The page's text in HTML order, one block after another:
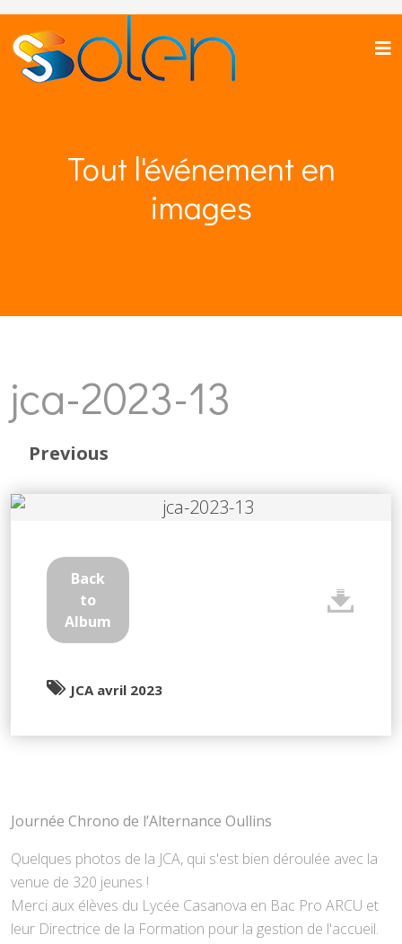
Tout l'événement en
images
jca-2023-13
Previous
Back
to
Album
JCA avril 2023
Journée Chrono de l’Alternance Oullins
Quelques photos de la JCA, qui s'est bien déroulée avec la
venue de 320 jeunes !
Merci aux élèves du Lycée Casanova en Bac Pro ARCU et
leur Directrice de la Formation pour la gestion de l'accueil.